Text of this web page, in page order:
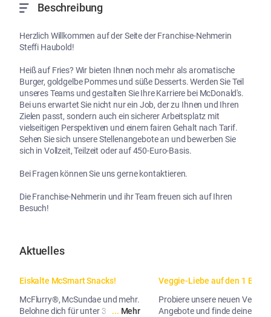
Beschreibung
Herzlich Willkommen auf der Seite der Franchise-Nehmerin
Steffi Haubold!
Heiß auf Fries? Wir bieten Ihnen noch mehr als aromatische
Burger, goldgelbe Pommes und süße Desserts. Werden Sie Teil
unseres Teams und gestalten Sie Ihre Karriere bei McDonald's.
Bei uns erwartet Sie nicht nur ein Job, der zu Ihnen und Ihren
Zielen passt, sondern auch ein sicherer Arbeitsplatz mit
vielseitigen Perspektiven und einem fairen Gehalt nach Tarif.
Sehen Sie sich unsere Stellenangebote an und bewerben Sie
sich in Vollzeit, Teilzeit oder auf 450-Euro-Basis.
Bei Fragen können Sie uns gerne kontaktieren.
Die Franchise-Nehmerin und ihr Team freuen sich auf Ihren
Besuch!
Aktuelles
Eiskalte McSmart Snacks!
McFlurry®, McSundae und mehr.
Belohne dich für unter 3 Euro.
... Mehr
Veggie-Liebe auf den 1 Biss.
Probiere unsere neuen Veggie-
Angebote und finde deinen